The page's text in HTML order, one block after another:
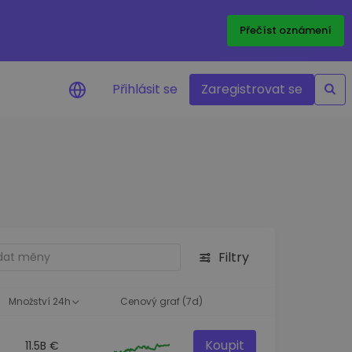
Přečíst oznámení
Přihlásit se Zaregistrovat se
Filtry
Množství 24h Cenový graf (7d)
11.5B € Koupit